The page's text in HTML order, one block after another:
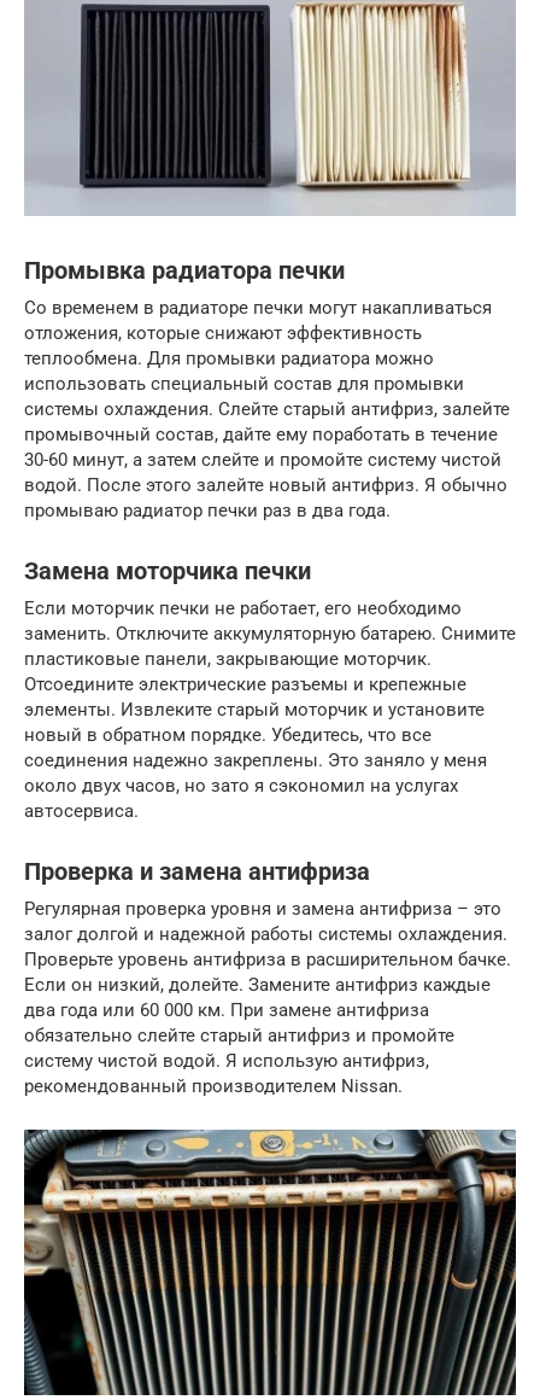
Промывка радиатора печки
Со временем в радиаторе печки могут накапливаться
отложения, которые снижают эффективность
теплообмена. Для промывки радиатора можно
использовать специальный состав для промывки
системы охлаждения. Слейте старый антифриз, залейте
промывочный состав, дайте ему поработать в течение
30-60 минут, а затем слейте и промойте систему чистой
водой. После этого залейте новый антифриз. Я обычно
промываю радиатор печки раз в два года.
Замена моторчика печки
Если моторчик печки не работает, его необходимо
заменить. Отключите аккумуляторную батарею. Снимите
пластиковые панели, закрывающие моторчик.
Отсоедините электрические разъемы и крепежные
элементы. Извлеките старый моторчик и установите
новый в обратном порядке. Убедитесь, что все
соединения надежно закреплены. Это заняло у меня
около двух часов, но зато я сэкономил на услугах
автосервиса.
Проверка и замена антифриза
Регулярная проверка уровня и замена антифриза – это
залог долгой и надежной работы системы охлаждения.
Проверьте уровень антифриза в расширительном бачке.
Если он низкий, долейте. Замените антифриз каждые
два года или 60 000 км. При замене антифриза
обязательно слейте старый антифриз и промойте
систему чистой водой. Я использую антифриз,
рекомендованный производителем Nissan.